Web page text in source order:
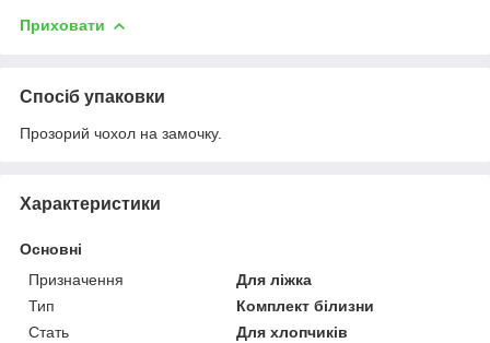
Приховати
Спосіб упаковки
Прозорий чохол на замочку.
Характеристики
Основні
Призначення
Для ліжка
Тип
Комплект білизни
Стать
Для хлопчиків